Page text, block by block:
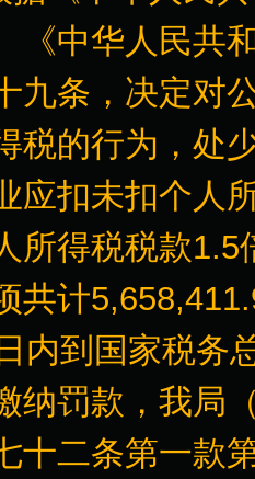
《中华人民共
九条，决定对
税的行为，处
应扣未扣个人
所得税税款
共计
内到国家税务
纳罚款，我局
十二条第一款